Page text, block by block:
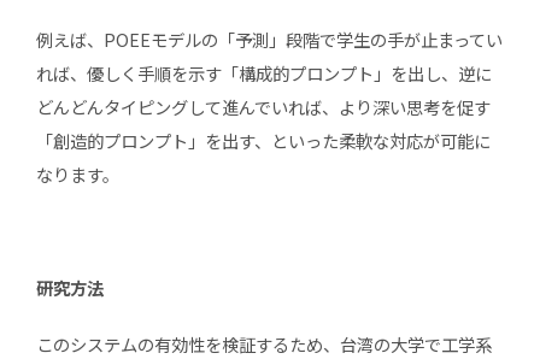
例えば、POEEモデルの「予測」段階で学生の手が止まってい
れば、優しく手順を示す「構成的プロンプト」を出し、逆に
どんどんタイピングして進んでいれば、より深い思考を促す
「創造的プロンプト」を出す、といった柔軟な対応が可能に
なります。
研究方法
このシステムの有効性を検証するため、台湾の大学で工学系